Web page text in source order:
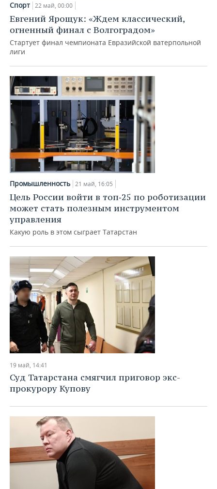
Спорт 22 май, 00:00
Евгений Ярощук: «Ждем классический,
огненный финал с Волгоградом»
Стартует финал чемпионата Евразийской ватерпольной
лиги
Промышленность 21 май, 16:05
Цель России войти в топ‑25 по роботизации
может стать полезным инструментом
управления
Какую роль в этом сыграет Татарстан
19 май, 14:41
Суд Татарстана смягчил приговор экс-
прокурору Купову